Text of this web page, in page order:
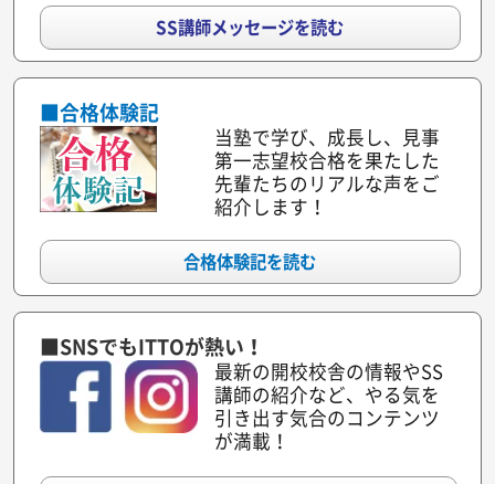
26.03.26 文京小石川校
新規開校
26.03.14 札幌新琴似校
新規開校
26.03.05 鳥取米子皆生校
新規開校
26.03.02 静岡御前崎校
SS講師メッセージを読む
■合格体験記
当塾で学び、成長し、見事
第一志望校合格を果たした
先輩たちのリアルな声をご
紹介します！
合格体験記を読む
■SNSでもITTOが熱い！
最新の開校校舎の情報やSS
講師の紹介など、やる気を
引き出す気合のコンテンツ
が満載！